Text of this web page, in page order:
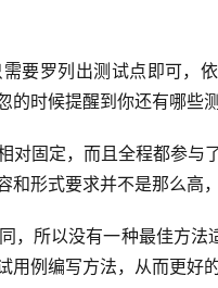
要罗列出测试点即可，
时候提醒到你还有哪些
对固定，而且全程都参
形式要求并不是那么高
，所以没有一种最佳方
例编写方法，从而更好